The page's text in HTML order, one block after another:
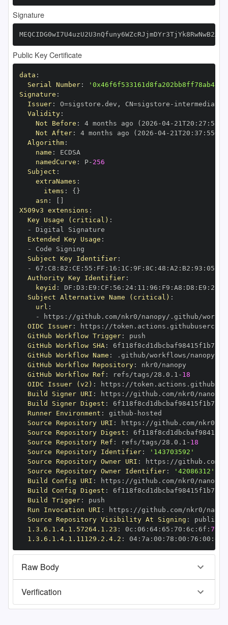
Signature
Public Key Certificate
data :
Serial Number:
Signature :
Issuer: O=sigstore.dev , CN=sigstore -
Validity:
Not Before : 4 months ago (2026 -04- 21T20 : 27 :
Not After: 4 months ago (2026 -04- 21T20 : 37 : 55+00
Algorithm:
name :
namedCurve : P- 256
Subject :
extraNames :
items : { }
asn :
X509v3 extensions :
Key Usage (critical) :
-
Extended Key Usage :
-
Subject Key Identifier:
-
67 : C8 : 82 : CE : 55 : FF : 16 : 1C : 9F : 8C : 48 : A2 : B2 : 93 : 05
Authority Key Identifier:
keyid : DF : D3 : E9 : CF : 56 : 24: 11 : 96 : F9 : A8 : D8 : E9 : 28
Subject Alternative Name (critical) :
url :
-
https : //github.com/nkr0/nanopy/.github/
OIDC Issuer: https :
GitHub Workflow Trigger:
GitHub Workflow SHA:
GitHub Workflow Name :
GitHub Workflow Repository:
GitHub Workflow Ref : refs/tags/28.0.1 - 18
OIDC Issuer (v2) : https :
Build Signer URI : https : //github.com/nkr0/
Build Signer Digest :
Runner Environment : github -
Source Repository URI : https :
Source Repository Digest :
Source Repository Ref : refs/tags/28.0.1 - 18
Source Repository Identifier:
'143703592'
Source Repository Owner URI : https :
Source Repository Owner Identifier:
'42086312'
Build Config URI : https : //github.com/nkr0/
Build Config Digest :
Build Trigger:
Run Invocation URI : https :
Source Repository Visibility At Signing :
1.3.6.1.4.1.57264.1.23 : 0c : 06 : 64: 65 : 70 : 6c : 6f : 79
1.3.6.1.4.1.11129.2.4.2 : 04: 7a : 00 : 78 : 00 : 76 : 00 : dd
Raw Body
Verification